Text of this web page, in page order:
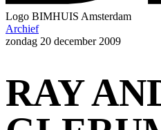
Logo BIMHUIS Amsterdam
Archief
zondag 20 december 2009
RAY